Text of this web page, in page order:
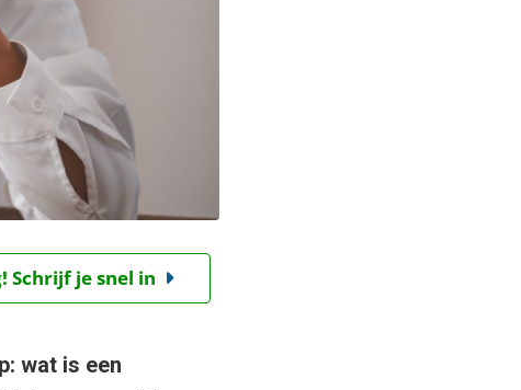
Schrijf je snel in
wat is een